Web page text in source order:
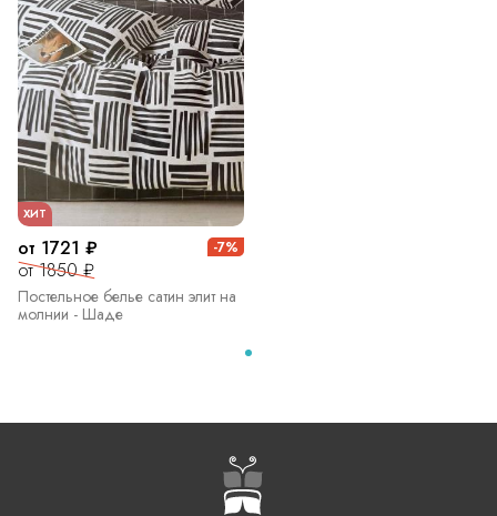
ХИТ
от 1721 ₽
от 1850 ₽
-7%
Постельное белье сатин элит на
молнии - Шаде